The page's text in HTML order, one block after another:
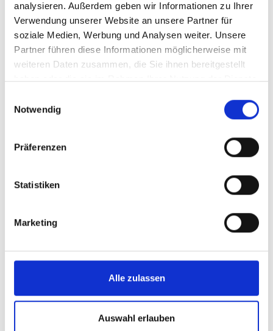
analysieren. Außerdem geben wir Informationen zu Ihrer
Verwendung unserer Website an unsere Partner für
soziale Medien, Werbung und Analysen weiter. Unsere
Partner führen diese Informationen möglicherweise mit
weiteren Daten zusammen, die Sie ihnen bereitgestellt
haben oder die sie im Rahmen Ihrer Nutzung der Dienste
Notwendig
Präferenzen
Statistiken
Marketing
Alle zulassen
Auswahl erlauben
310.01.17
Muster-Arbeitsanweisung
„Vormundschaft, Betreuung,
Pflegschaft“
oder Pflegschaft sind Besonderheiten hinsichtlich
Vertriebsformen
(Fernabsatz/Außergeschäftsraum)“